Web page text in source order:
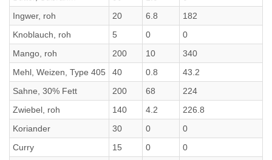
Ingwer, roh
20 6.8
182
Knoblauch, roh
5 0
0
Mango, roh
200 10
340
Mehl, Weizen, Type 405
40 0.8
43.2
Sahne, 30% Fett
200 68
224
Zwiebel, roh
140 4.2
226.8
Koriander
30 0
0
Curry
15 0
0